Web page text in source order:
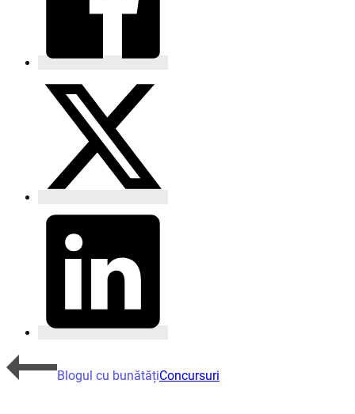
Blogul cu bunătățiConcursuri